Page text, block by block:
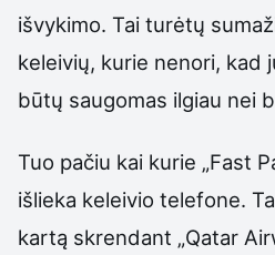
išvykimo. Tai turėtų
keleivių, kurie nenori, kad
būtų saugomas ilgiau nei
Tuo pačiu kai kurie „Fast
išlieka keleivio telefone.
kartą skrendant „Qatar